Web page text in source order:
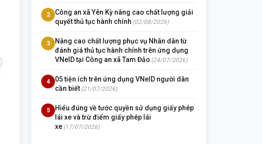
2
Công an xã Yên Kỳ nâng cao chất lượng giải
quyết thủ tục hành chính (02/08/2026)
3
Nâng cao chất lượng phục vụ Nhân dân từ
đánh giá thủ tục hành chính trên ứng dụng
VNeID tại Công an xã Tam Đảo (24/07/2026)
4
05 tiện ích trên ứng dụng VNeID người dân
cần biết (21/07/2026)
5
Hiểu đúng về tước quyền sử dụng giấy phép
lái xe và trừ điểm giấy phép lái
xe (17/07/2026)